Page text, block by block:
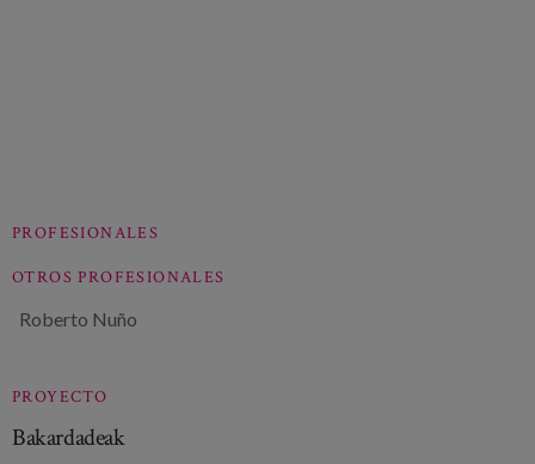
PROFESIONALES
OTROS PROFESIONALES
Roberto Nuño
PROYECTO
Bakardadeak